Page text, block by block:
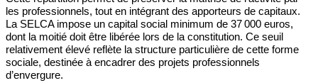
les professionnels, tout en intégrant des apporteurs de capitaux.
La SELCA impose un capital social minimum de 37 000 euros,
dont la moitié doit être libérée lors de la constitution. Ce seuil
relativement élevé reflète la structure particulière de cette forme
sociale, destinée à encadrer des projets professionnels
d’envergure.